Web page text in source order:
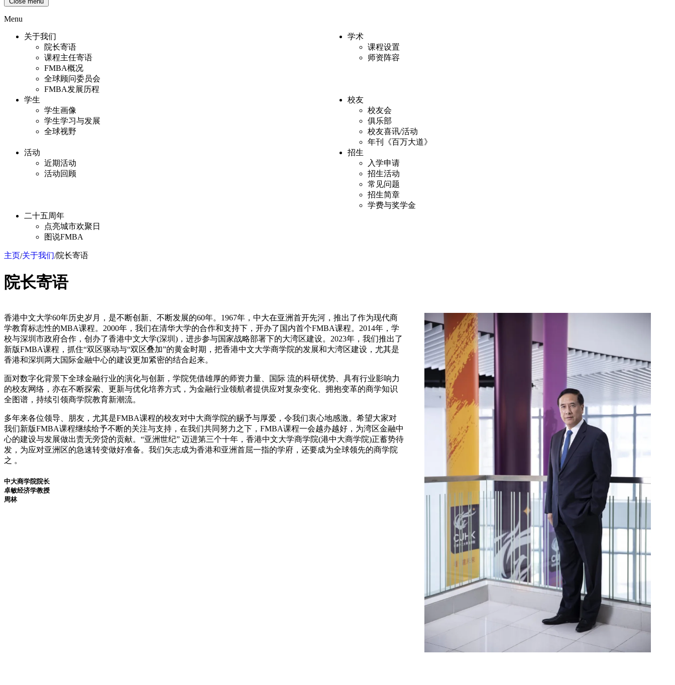
Menu
关于我们
院长寄语
课程主任寄语
FMBA概况
全球顾问委员会
FMBA发展历程
学术
课程设置
师资阵容
学生
学生画像
学生学习与发展
全球视野
校友
校友会
俱乐部
校友喜讯/活动
年刊《百万大道》
活动
近期活动
活动回顾
招生
入学申请
招生活动
常见问题
招生简章
学费与奖学金
二十五周年
点亮城市欢聚日
图说FMBA
主页/关于我们/院长寄语
院长寄语
香港中文大学60年历史岁月，是不断创新、不断发展的60年。1967年，中大在亚洲首开先河，推出了作为现代商
学教育标志性的MBA课程。2000年，我们在清华大学的合作和支持下，开办了国内首个FMBA课程。2014年，学
校与深圳市政府合作，创办了香港中文大学(深圳)，进步参与国家战略部署下的大湾区建设。2023年，我们推出了
新版FMBA课程，抓住“双区驱动与“双区叠加”的黄金时期，把香港中文大学商学院的发展和大湾区建设，尤其是
香港和深圳两大国际金融中心的建设更加紧密的结合起来。
面对数字化背景下全球金融行业的演化与创新，学院凭借雄厚的师资力量、国际 流的科研优势、具有行业影响力
的校友网络，亦在不断探索、更新与优化培养方式，为金融行业领航者提供应对复杂变化、拥抱变革的商学知识
全图谱，持续引领商学院教育新潮流。
多年来各位领导、朋友，尤其是FMBA课程的校友对中大商学院的赐予与厚爱，令我们衷心地感激。希望大家对
我们新版FMBA课程继续给予不断的关注与支持，在我们共同努力之下，FMBA课程一会越办越好，为湾区金融中
心的建设与发展做出责无旁贷的贡献。“亚洲世纪” 迈进第三个十年，香港中文大学商学院(港中大商学院)正蓄势待
发，为应对亚洲区的急速转变做好准备。我们矢志成为香港和亚洲首屈一指的学府，还要成为全球领先的商学院
之 。
中大商学院院长
卓敏经济学教授
周林